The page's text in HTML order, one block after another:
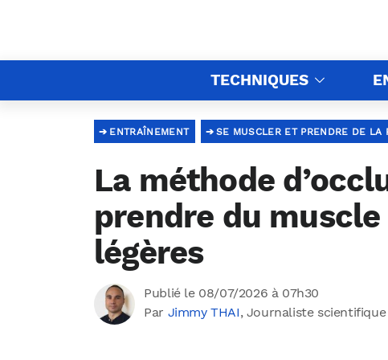
TECHNIQUES
SE MUSCLER ET PRENDRE DE LA
ENTRAÎNEMENT
La méthode
prendre du muscle
légères
Publié le 08/07/2026 à 07h30
Par Jimmy THAI, Journaliste scientifique